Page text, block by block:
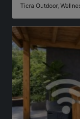
Ticra Outdoor,